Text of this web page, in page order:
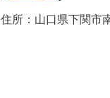
住所：山口県下関市